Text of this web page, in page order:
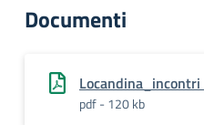
Documenti
pdf - 120 kb